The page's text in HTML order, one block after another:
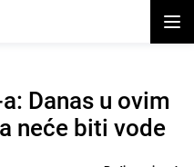
Danas u ovim
neće biti vode